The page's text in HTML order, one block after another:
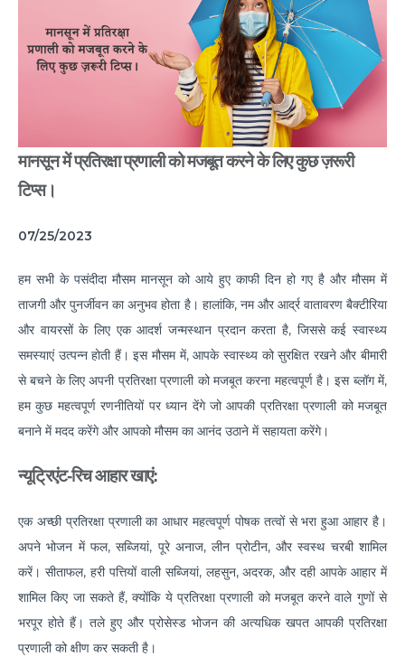
Common Habits That are Destroying Your Kidneys
Muscle Injury Treatment for Muscle Strains
All You Need to Know About Knee Cap Dislocation
Risks of Sports Injury in Your Young Athletes
Getting Ready for Arthroscopy
Right Diet For the Effective Management of PCOS
How Your Habit of Smoking is Slowly Killing Your
Dealing with Your Kid’s Ear Wax Problem
Finding Hope in the Darkest Year
Planning a Pregnancy Post Weight Loss Surgery
Lung Cancer: Understanding the Risks
Do you need to Undergo Joint Replacement
Know About Symptoms of Hip Dislocation
What Causes Congestive Heart Failure (CHF)
Heart Failure and COVID-19: What You Need to
Know
What You Need to Know About Transcatheter
मानसून में प्रतिरक्षा प्रणाली को मजबूत करने के लिए कुछ ज़रूरी
टिप्स।
07/25/2023
हम सभी के पसंदीदा मौसम मानसून को आये हुए काफी दिन हो गए है और मौसम में
ताजगी और पुनर्जीवन का अनुभव होता है। हालांकि, नम और आर्द्र वातावरण बैक्टीरिया
और वायरसों के लिए एक आदर्श जन्मस्थान प्रदान करता है, जिससे कई स्वास्थ्य
समस्याएं उत्पन्न होती हैं। इस मौसम में, आपके स्वास्थ्य को सुरक्षित रखने और बीमारी
से बचने के लिए अपनी प्रतिरक्षा प्रणाली को मजबूत करना महत्वपूर्ण है। इस ब्लॉग में,
हम कुछ महत्वपूर्ण रणनीतियों पर ध्यान देंगे जो आपकी प्रतिरक्षा प्रणाली को मजबूत
बनाने में मदद करेंगे और आपको मौसम का आनंद उठाने में सहायता करेंगे।
न्यूट्रिएंट-रिच आहार खाएं:
एक अच्छी प्रतिरक्षा प्रणाली का आधार महत्वपूर्ण पोषक तत्वों से भरा हुआ आहार है।
अपने भोजन में फल, सब्जियां, पूरे अनाज, लीन प्रोटीन, और स्वस्थ चरबी शामिल
करें। सीताफल, हरी पत्तियों वाली सब्जियां, लहसुन, अदरक, और दही आपके आहार में
शामिल किए जा सकते हैं, क्योंकि ये प्रतिरक्षा प्रणाली को मजबूत करने वाले गुणों से
भरपूर होते हैं। तले हुए और प्रोसेस्ड भोजन की अत्यधिक खपत आपकी प्रतिरक्षा
प्रणाली को क्षीण कर सकती है।